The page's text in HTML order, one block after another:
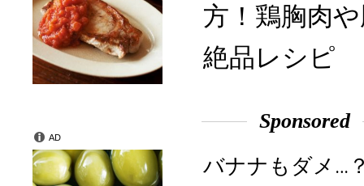
方！鶏胸肉
絶品レシピ
Sponsored
バナナもダメ…
AD